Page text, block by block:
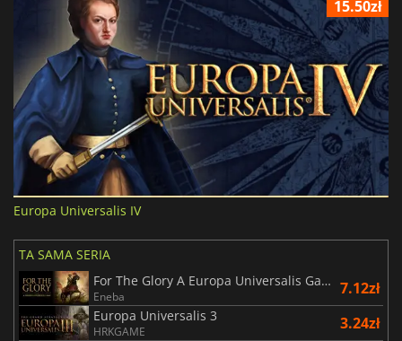
15.50zł
Europa Universalis IV
TA SAMA SERIA
For The Glory A Europa Universalis Game
Eneba 7.12zł
Europa Universalis 3
HRKGAME 3.24zł